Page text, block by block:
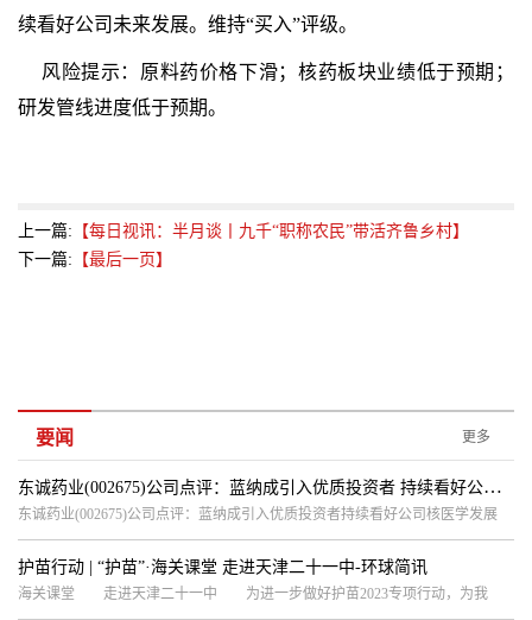
续看好公司未来发展。维持“买入”评级。
风险提示：原料药价格下滑；核药板块业绩低于预期；
研发管线进度低于预期。
上一篇: 【每日视讯：半月谈丨九千“职称农民”带活齐鲁乡村】
下一篇: 【最后一页】
要闻 更多
东诚药业(002675)公司点评：蓝纳成引入优质投资者 持续看好公司核医学发展 热门
东诚药业(002675)公司点评：蓝纳成引入优质投资者持续看好公司核医学发展
护苗行动 | “护苗”·海关课堂 走进天津二十一中-环球简讯
海关课堂 走进天津二十一中 为进一步做好护苗2023专项行动，为我